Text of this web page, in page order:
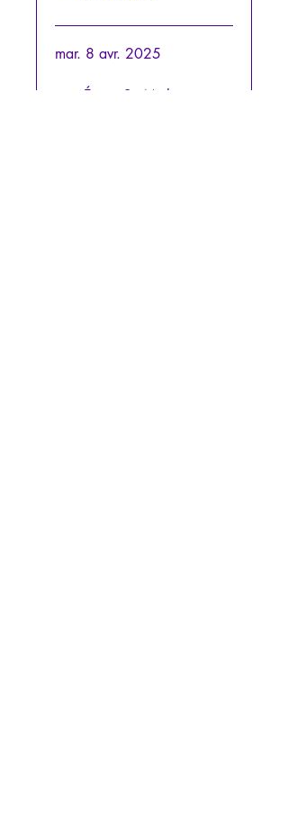
mar. 8 avr. 2025
Étape 2 - Mythe